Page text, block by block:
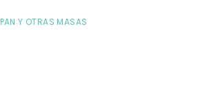
PAN Y OTRAS MASAS